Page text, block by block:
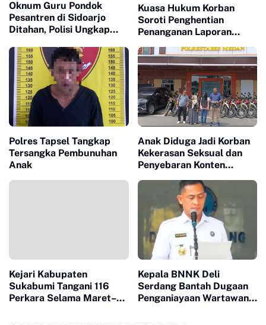
Oknum Guru Pondok
Pesantren di Sidoarjo
Ditahan, Polisi Ungkap
Seksual terhadap
Santriwati di Bawah Umur
Kuasa Hukum Korban
Soroti Penghentian
Penanganan Laporan
Izin, Minta Proses
Dievaluasi
Polres Tapsel Tangkap
Tersangka Pembunuhan
Anak
Anak Diduga Jadi Korban
Kekerasan Seksual dan
Penyebaran Konten
Kepastian Penanganan
Kejari Kabupaten
Sukabumi Tangani 116
Perkara Selama Maret–
Kepala BNNK Deli
Serdang Bantah Dugaan
Penganiayaan Wartawan,